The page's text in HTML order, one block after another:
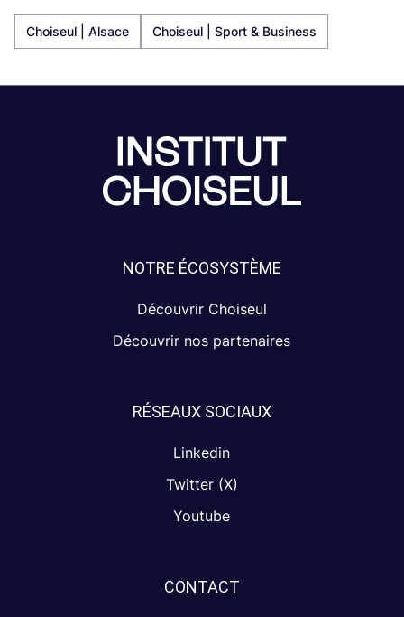
Choiseul | Alsace Choiseul | Sport & Business
NOTRE ÉCOSYSTÈME
Découvrir Choiseul
Découvrir nos partenaires
RÉSEAUX SOCIAUX
Linkedin
Twitter (X)
Youtube
CONTACT